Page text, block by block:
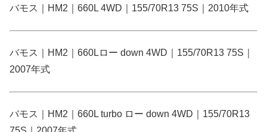
バモス｜HM2｜660L 4WD｜155/70R13 75S｜2010年式
バモス｜HM2｜660Lロー down 4WD｜155/70R13 75S｜
2007年式
バモス｜HM2｜660L turbo ロー down 4WD｜155/70R13